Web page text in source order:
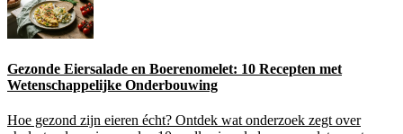
Gezonde Eiersalade en Boerenomelet: 10 Recepten met
Wetenschappelijke Onderbouwing
Hoe gezond zijn eieren écht? Ontdek wat onderzoek zegt over